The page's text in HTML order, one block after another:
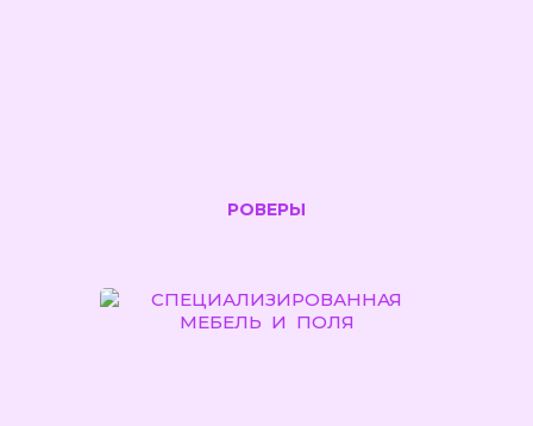
РОВЕРЫ